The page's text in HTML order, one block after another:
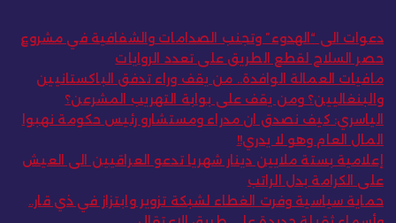
دعوات الى “الهدوء” وتجنب الصدامات والشفافية في مشروع
حصر السلاح لقطع الطريق على تعدد الروايات
مافيات العمالة الوافدة.. من يقف وراء تدفق الباكستانيين
والبنغاليين؟ ومن يقف على بوابة التهريب المشرعن؟
الياسري: كيف نصدق ان مدراء ومستشارو رئيس حكومة نهبوا
المال العام وهو لا يدري!!
إعلامية بستة ملايين دينار شهريا تدعو العراقيين الى العيش
على الكرامة بدل الراتب
حماية سياسية وفرت الغطاء لشبكة تزوير وابتزاز في ذي قار..